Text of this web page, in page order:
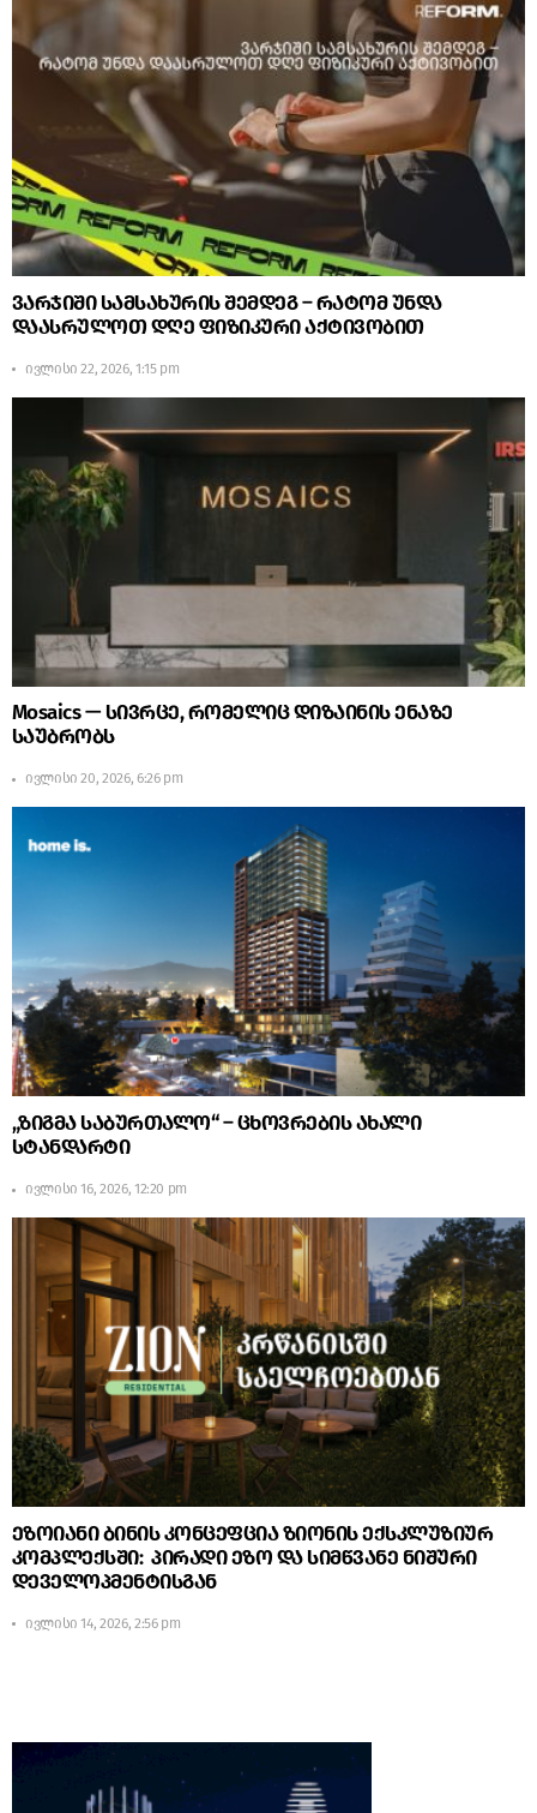
ვარჯიში სამსახურის შემდეგ – რატომ უნდა
დაასრულოთ დღე ფიზიკური აქტივობით
ივლისი 22, 2026, 1:15 pm
Mosaics — სივრცე, რომელიც დიზაინის ენაზე
საუბრობს
ივლისი 20, 2026, 6:26 pm
„ზიგმა საბურთალო“ – ცხოვრების ახალი
სტანდარტი
ივლისი 16, 2026, 12:20 pm
ეზოიანი ბინის კონცეფცია ზიონის ექსკლუზიურ
კომპლექსში: პირადი ეზო და სიმწვანე ნიშური
დეველოპმენტისგან
ივლისი 14, 2026, 2:56 pm